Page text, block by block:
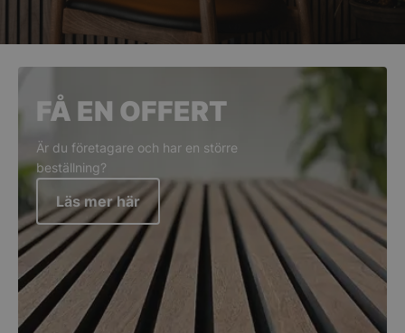
FÅ EN OFFERT
Är du företagare och har en större
beställning?
Läs mer här